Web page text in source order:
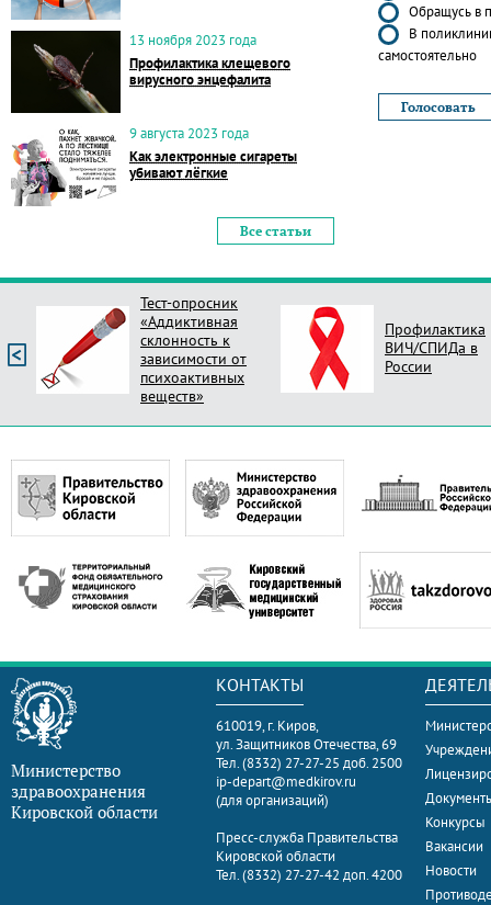
13 ноября 2023 года
Профилактика клещевого
вирусного энцефалита
9 августа 2023 года
Как электронные сигареты
убивают лёгкие
Все статьи
Обращусь в
В
самостоятельно
Тест-опросник
«Аддиктивная
склонность к
зависимости от
психоактивных
веществ»
Профилактика
ВИЧ/СПИДа в
России
Министерство
здравоохранения
Кировской области
КОНТАКТЫ
610019, г. Киров,
ул. Защитников Отечества, 69
Тел. (8332) 27-27-25 доб. 2500
ip-depart@medkirov.ru
(для организаций)
Пресс-служба Правительства
Кировской области
Тел. (8332) 27-27-42 доп. 4200
Конкурсы
Вакансии
Новости